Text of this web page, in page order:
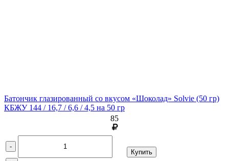
Батончик глазированный со вкусом «Шоколад» Solvie (50 гр)
КБЖУ 144 / 16,7 / 6,6 / 4,5 на 50 гр
85
-
Купить